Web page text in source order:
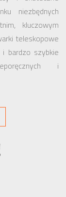
niezbędnych
kluczowym
teleskopowe
bardzo szybkie
i